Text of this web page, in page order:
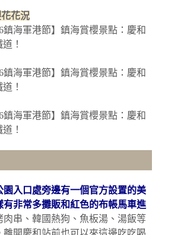
花花況
園入口處旁邊有一個官方設置的美
有非常多攤販和紅色的布帳馬車進
肉串、韓國熱狗、魚板湯、湯飯等
開慶和站前也可以來這邊吃吃喝